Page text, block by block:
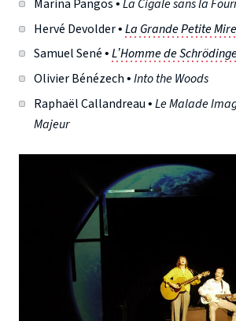
Marina Pangos •La Cigale sans la
Hervé Devolder •La Grande Petite
Samuel Sené •L’Homme de
Olivier Bénézech •Into the Woods
Raphaël Callandreau •Le Malade
Majeur